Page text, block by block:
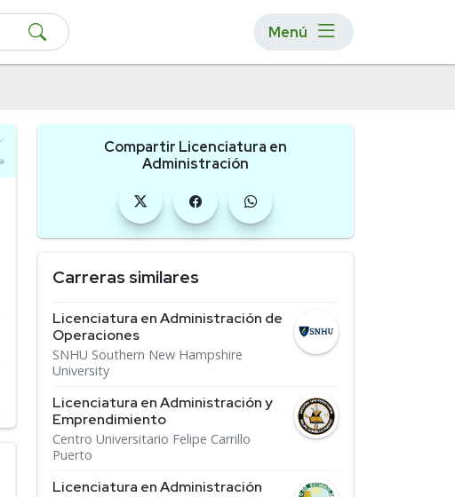
Menú
Compartir Licenciatura en
Administración
Carreras similares
Licenciatura en Administración de
Operaciones
SNHU Southern New Hampshire
University
Licenciatura en Administración y
Emprendimiento
Centro Universitario Felipe Carrillo
Puerto
Licenciatura en Administración